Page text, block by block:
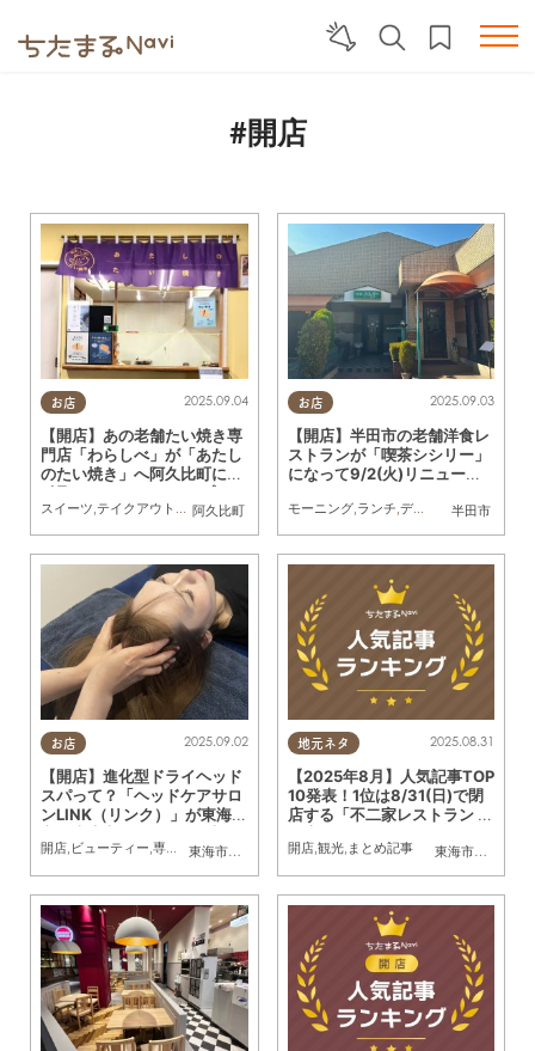
#開店
お店
阿久比町
2025.09.04
【開店】あの老舗たい焼き専
門店「わらしべ」が「あたし
のたい焼き」へ阿久比町に9/
1(月)リニューアルオープン
スイーツ テイクアウト 開店,専門店 まちネタ
お店
半田市
2025.09.03
【開店】半田市の老舗洋食レ
ストランが「喫茶シシリー」
になって9/2(火)リニューア
モーニング, ランチ ディナー ,開店,リニュ
お店
東海市
, 大府市
2025.09.02
【開店】進化型ドライヘッド
スパって？「ヘッドケアサロ
ンLINK（リンク）」が東海
時オープン
開店, ビューティー,専門店 ,まちネタ おひとりさま
地元ネタ
東海市大府市
2025.08.31
【2025年8月】人気記事TOP
10発表！1位は8/31(日)で閉
店する「不二家レストラン 東
開店,観光, まとめ記事